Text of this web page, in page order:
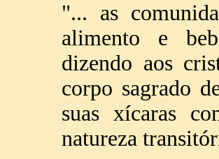
"... as
alimento e
dizendo aos
corpo sagrado
suas xícaras
natureza